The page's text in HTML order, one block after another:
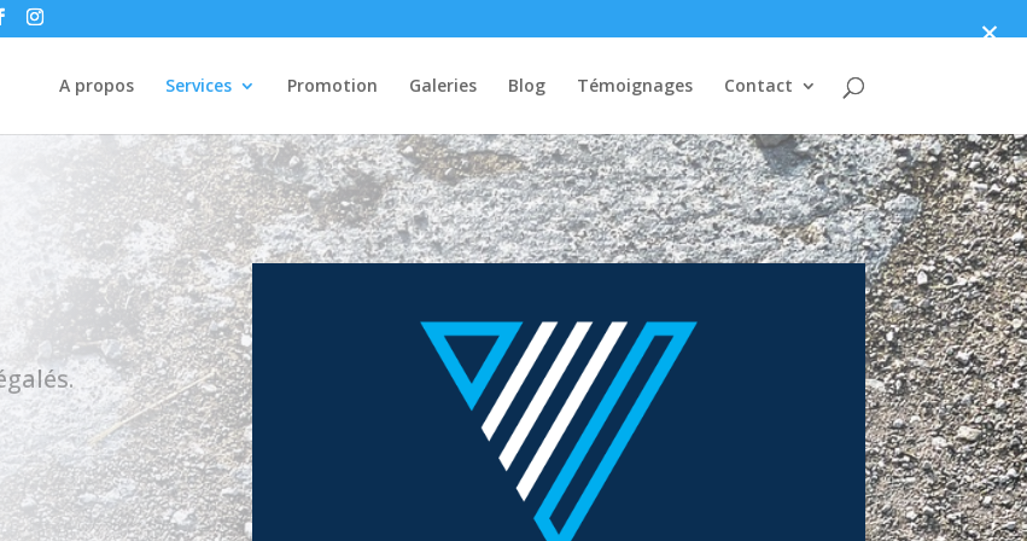
A propos Services Promotion Galeries Blog Témoignages Contact
×